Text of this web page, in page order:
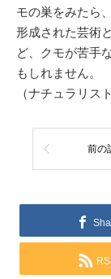
モの巣をみたら
形成された芸術
ど、クモが苦手
もしれません。
（ナチュラリス
前の